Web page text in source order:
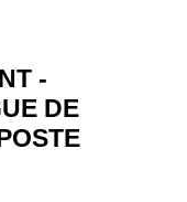
-
DE